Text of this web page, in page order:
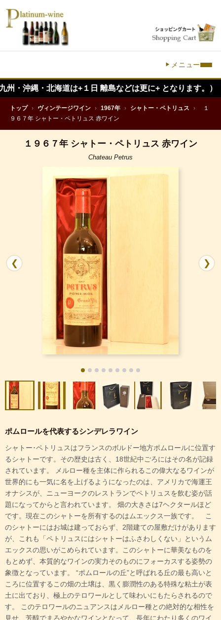
メニュー
海道は+１日 離島などは更に+ となります。）
トップ › ヴィンテージワイン › 1967年 › シャトー・ペトリュス ›
１
９６７年 シャトー・ペトリュス 赤ワイン
１９６７年 シャトー・ペトリュス 赤ワイン
Chateau Petrus
❮ ❯
ポムロールを代表するシンデレラワイン
シャトー･ペトリュスはフランスのボルドー地方ポムロールに位置す
るシャトーです。その歴史は古く、18世紀中ごろにはその名が記録
されています。 メルロー種を主体に作られるこの偉大なるワインが
世界的にも一気に名を上げるようになったのは、アメリカで海運王
オナシスが、ニューヨークのレストランでペトリュスを飲む姿が話
題になってからと言われています。 畑の大きさは7ヘクタールほど
です。現在このシャトーを所有するのはムエックス一族です。 こ
のシャトーにはお城は建っておらず、2階建ての屋敷だけがあります
が、これも「ペトリュスにはシャトーはふさわしくない」というム
エックスの思いがこめられています。このシャトーに華美なものを
もとめず、本質的なワインの実力そのものにフォーカスする姿勢の
象徴となっています。 “ポムロールの丘”と呼ばれる丘の最も高いと
ころに位置するこの畑の土壌は、黒く膨潤性のある特殊な粘土が表
土に出ており、極上のテロワールとして味わいにもたらされるので
す。 このテロワールのニュアンスはメルロー種との絶対的な相性を
見せ、芳醇でまろやかなワインとなって、長年にわたり多くのワイ